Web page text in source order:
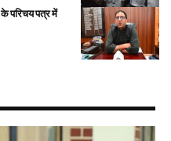
परिचय पत्र में